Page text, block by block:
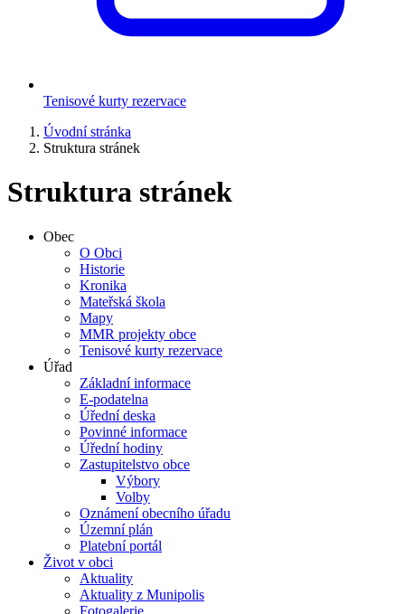
Tenisové kurty rezervace
Úvodní stránka
Struktura stránek
Struktura stránek
Obec
O Obci
Historie
Kronika
Mateřská škola
Mapy
MMR projekty obce
Tenisové kurty rezervace
Úřad
Základní informace
E-podatelna
Úřední deska
Povinné informace
Úřední hodiny
Zastupitelstvo obce
Výbory
Volby
Oznámení obecního úřadu
Územní plán
Platební portál
Život v obci
Aktuality
Aktuality z Munipolis
Fotogalerie